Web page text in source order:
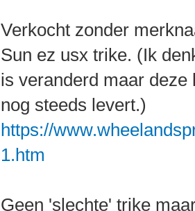
Verkocht zonder
Sun ez usx trike. (Ik
is veranderd maar
nog steeds levert.)
https://
1.htm
Geen 'slechte' trike